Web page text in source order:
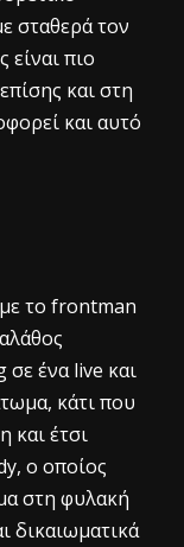
σταθερά τον
είναι πιο
και στη
και αυτό
το frontman
ένα live και
κάτι που
και έτσι
ο οποίος
στη φυλακή
δικαιωματικά